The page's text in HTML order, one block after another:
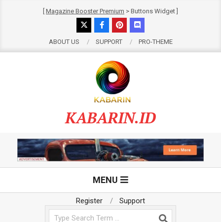
Magazine Booster Premium > Buttons Widget ]
ABOUT US SUPPORT PRO-THEME
KABARIN.ID
MENU
Register
Support